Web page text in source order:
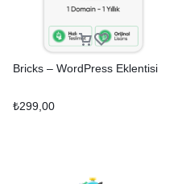
Bricks – WordPress Eklentisi
₺299,00